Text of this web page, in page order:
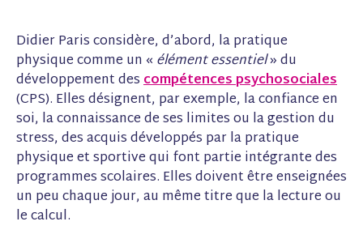
Didier Paris considère, d’abord, la pratique
physique comme un « élément essentiel» du
développement descompétences psychosociales
(CPS). Elles désignent, par exemple, la confiance en
soi, la connaissance de ses limites ou la gestion du
stress, des acquis développés par la pratique
physique et sportive qui font partie intégrante des
programmes scolaires. Elles doivent être enseignées
un peu chaque jour, au même titre que la lecture ou
le calcul.